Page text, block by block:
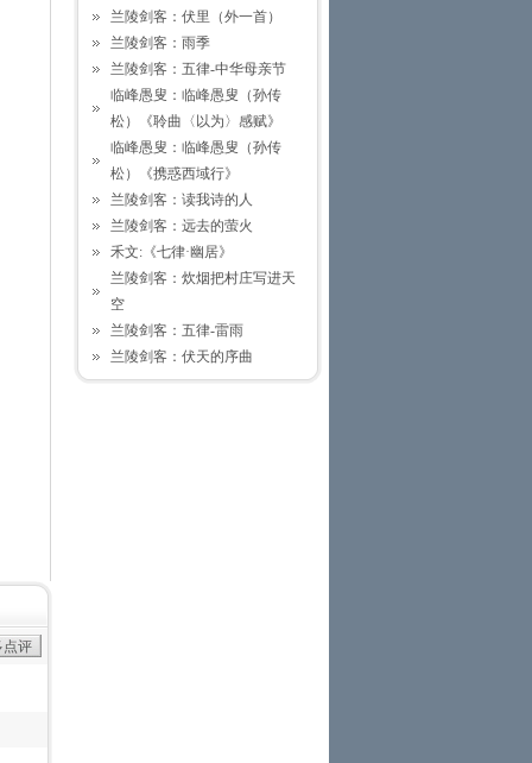
点评
兰陵剑客：伏里（外一首）
兰陵剑客：雨季
兰陵剑客：五律-中华母亲节
临峰愚叟：临峰愚叟（孙传
松）《聆曲〈以为〉感赋》
临峰愚叟：临峰愚叟（孙传
松）《携惑西域行》
兰陵剑客：读我诗的人
兰陵剑客：远去的萤火
禾文:《七律·幽居》
兰陵剑客：炊烟把村庄写进天
空
兰陵剑客：五律-雷雨
兰陵剑客：伏天的序曲